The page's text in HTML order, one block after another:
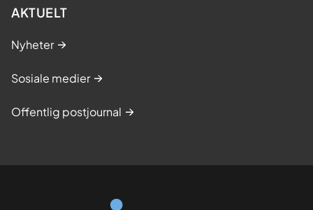
AKTUELT
Nyheter
Sosiale medier
Offentlig postjournal